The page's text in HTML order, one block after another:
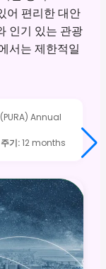
어 편리한 대안
인기 있는 관광
서는 제한적일
Annual
기:12 months